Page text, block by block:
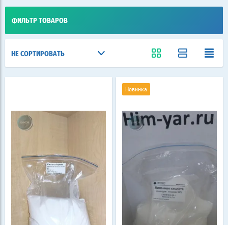
ФИЛЬТР ТОВАРОВ
НЕ СОРТИРОВАТЬ
Новинка